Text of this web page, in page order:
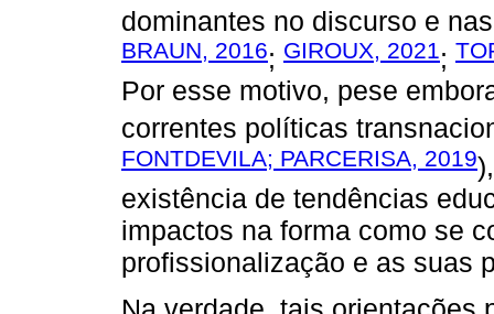
dominantes no discurso e
BRAUN, 2016; GIROUX, 2021;
Por esse motivo, pese
correntes políticas
FONTDEVILA; PARCERISA, 2019
existência de tendências
impactos na forma como se
profissionalização e as suas